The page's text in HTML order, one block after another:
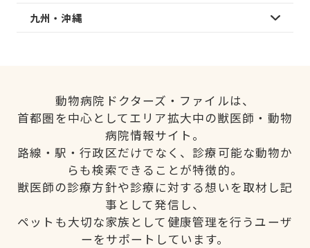
九州・沖縄
動物病院ドクターズ・ファイルは、
首都圏を中心としてエリア拡大中の獣医師・動物
病院情報サイト。
路線・駅・行政区だけでなく、診療可能な動物か
らも検索できることが特徴的。
獣医師の診療方針や診療に対する想いを取材し記
事として発信し、
ペットも大切な家族として健康管理を行うユーザ
ーをサポートしています。